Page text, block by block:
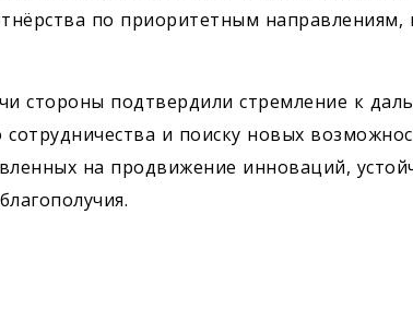
по приоритетным
стороны подтвердили стремление к
сотрудничества и поиску новых
на продвижение инноваций,